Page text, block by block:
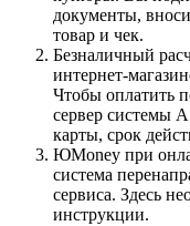
документы,
товар и чек.
Безналичный
интернет-
Чтобы оплатить
сервер системы
карты, срок
ЮMoney при
система
сервиса. Здесь
инструкции.